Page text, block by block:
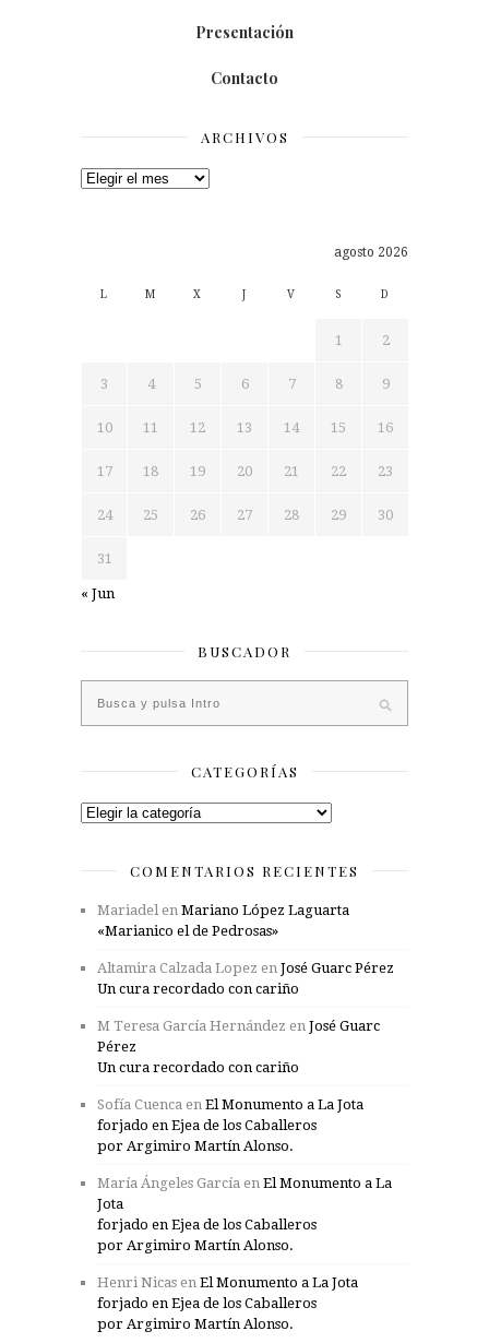
Presentación
Contacto
ARCHIVOS
Archivos
agosto 2026
L M X J V S D
1 2
3 4 5 6 7 8 9
10 11 12 13 14 15 16
17 18 19 20 21 22 23
24 25 26 27 28 29 30
31
« Jun
BUSCADOR
CATEGORÍAS
Categorías
COMENTARIOS RECIENTES
Mariadel en Mariano López Laguarta
«Marianico el de Pedrosas»
Altamira Calzada Lopez en José Guarc Pérez
Un cura recordado con cariño
M Teresa García Hernández en José Guarc
Pérez
Un cura recordado con cariño
Sofía Cuenca en El Monumento a La Jota
forjado en Ejea de los Caballeros
por Argimiro Martín Alonso.
María Ángeles García en El Monumento a La
Jota
forjado en Ejea de los Caballeros
por Argimiro Martín Alonso.
Henri Nicas en El Monumento a La Jota
forjado en Ejea de los Caballeros
por Argimiro Martín Alonso.